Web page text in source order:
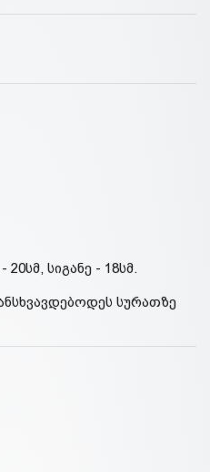
სიგანე - 18სმ.
სურათზე